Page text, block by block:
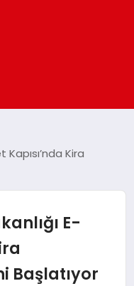
Kira
E-
Başlatıyor